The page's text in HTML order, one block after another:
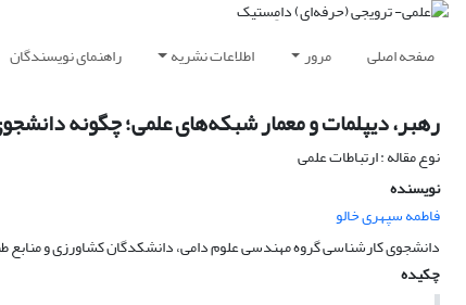
صفحه اصلی مرور اطلاعات نشریه راهنمای نویسندگان
رهبر، دیپلمات و معمار شبکه‌های علمی؛ چگونه
نوع مقاله : ارتباطات علمی
نویسنده
فاطمه سپهری خالو
دانشجوی کارشناسی گروه مهندسی علوم دامی، دانشکدگان کشاورزی و منابع
چکیده